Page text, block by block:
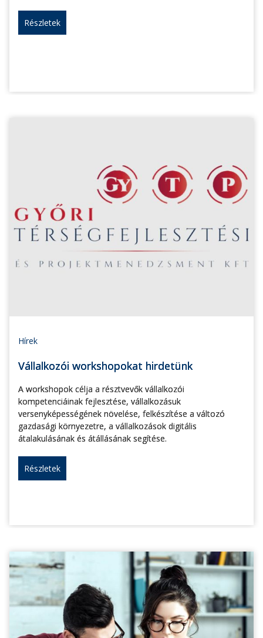
Részletek
Hírek
Vállalkozói workshopokat hirdetünk
A workshopok célja a résztvevők vállalkozói
kompetenciáinak fejlesztése, vállalkozásuk
versenyképességének növelése, felkészítése a változó
gazdasági környezetre, a vállalkozások digitális
átalakulásának és átállásának segítése.
Részletek